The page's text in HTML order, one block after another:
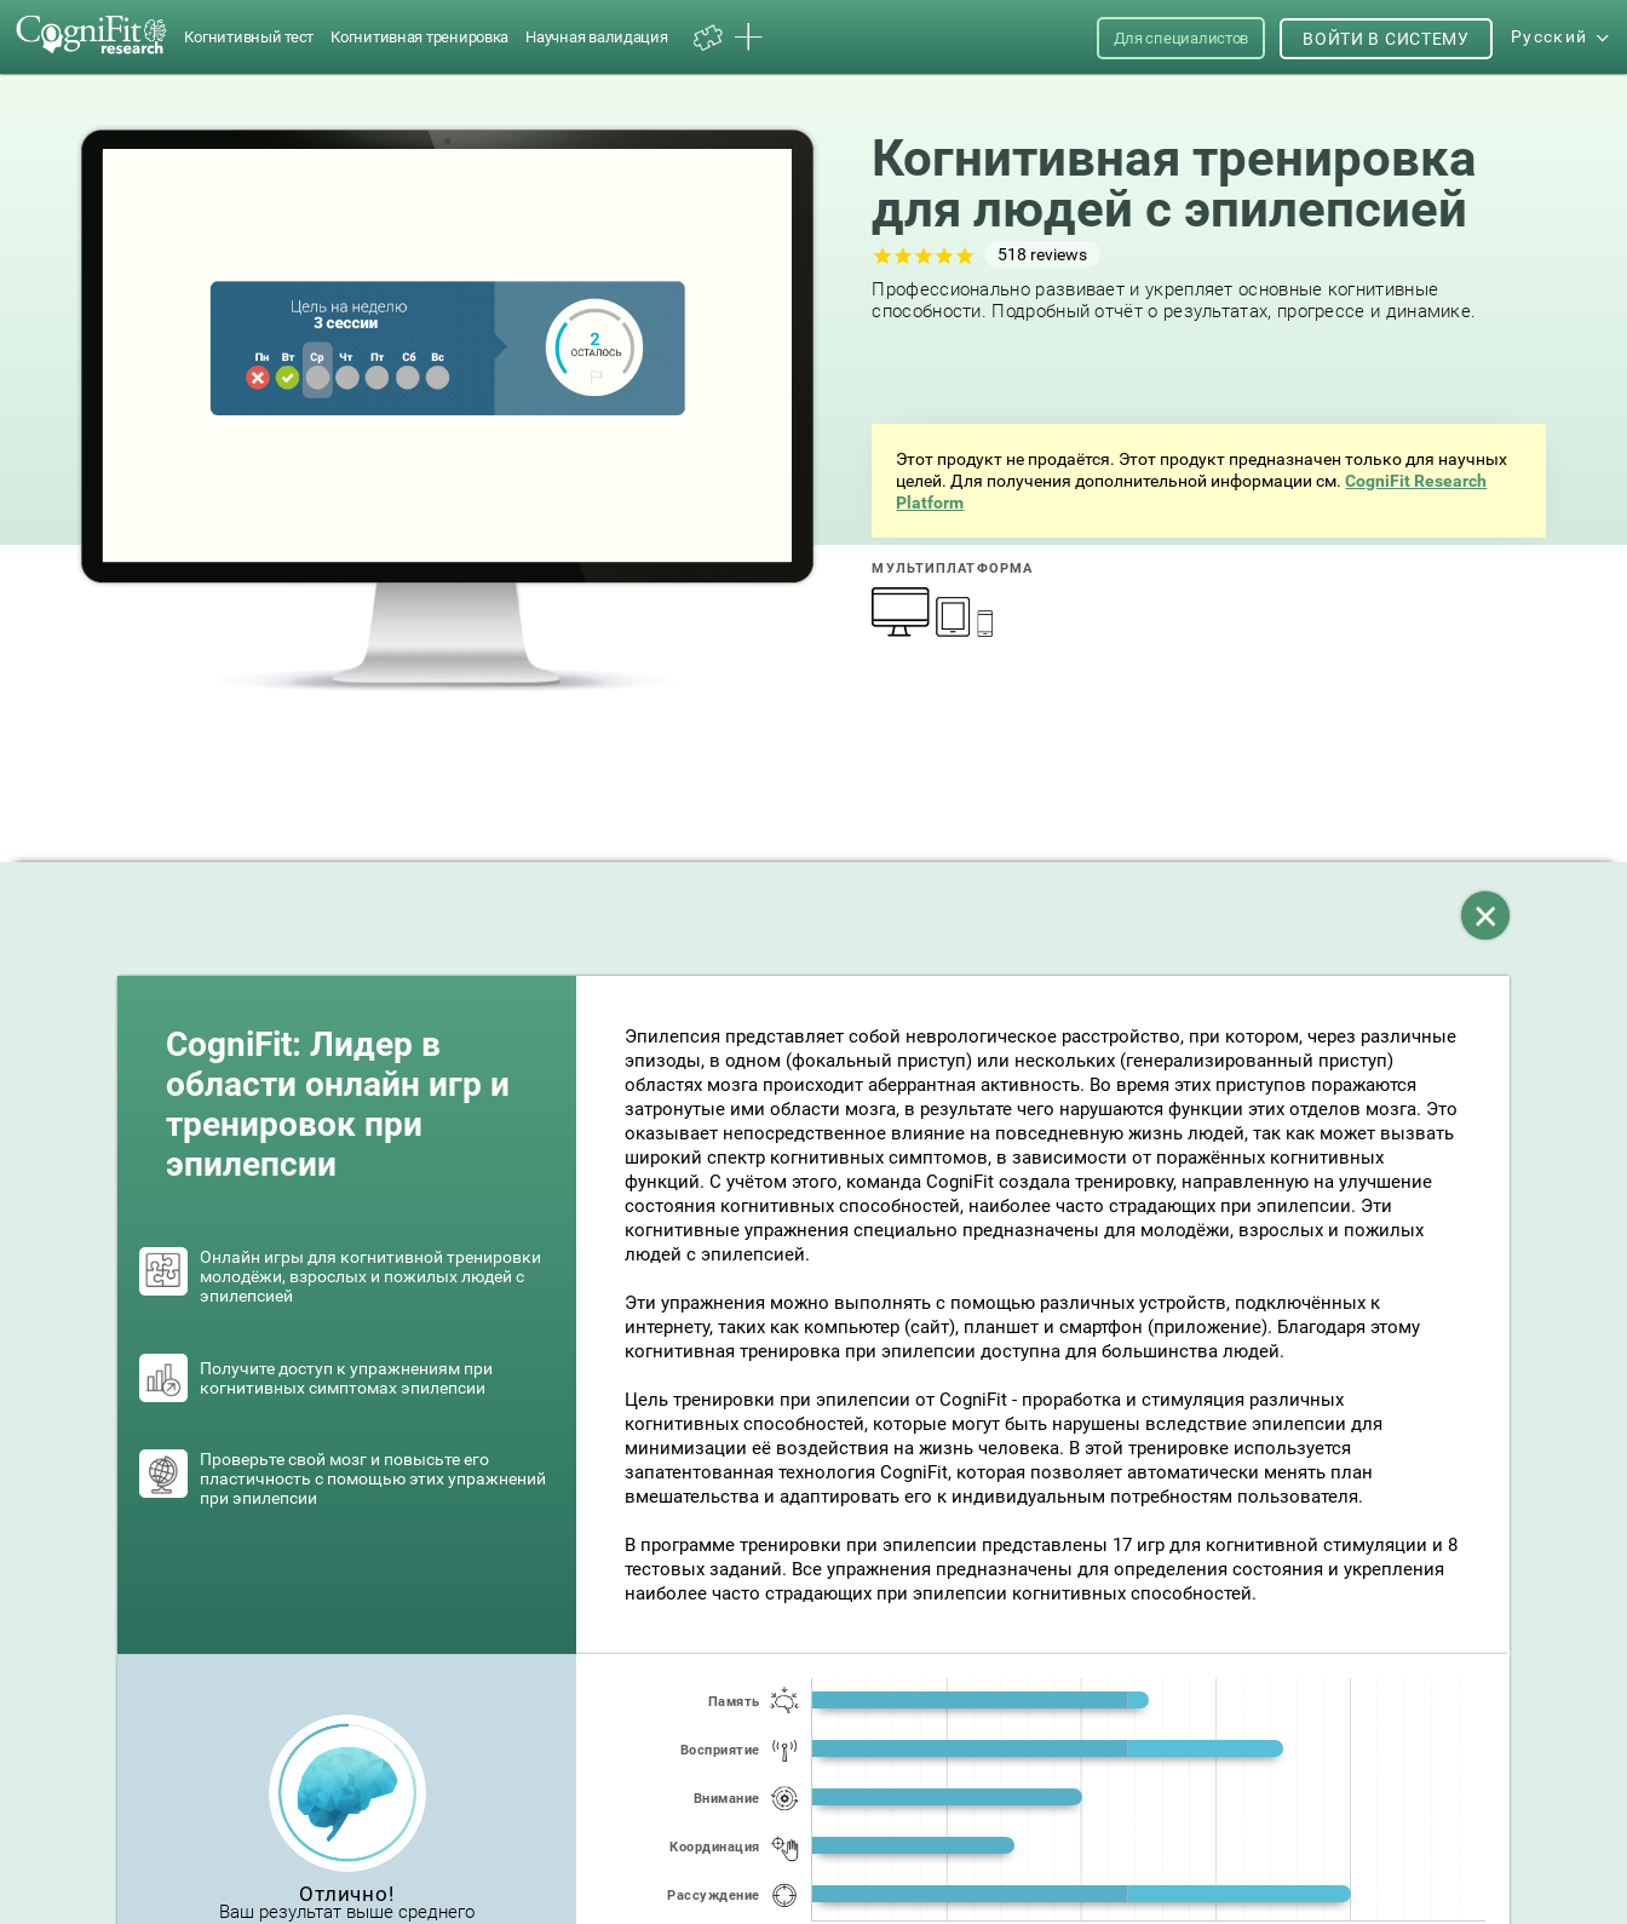
Когнитивный тест Когнитивная тренировка Научная валидация Для специалистов Русский
ВОЙТИ В СИСТЕМУ
Когнитивная тренировка
для людей с эпилепсией
518 reviews
Профессионально развивает и укрепляет основные когнитивные
способности. Подробный отчёт о результатах, прогрессе и динамике.
Этот продукт не продаётся. Этот продукт предназначен только для научных
целей. Для получения дополнительной информации см.CogniFit Research
Platform
МУЛЬТИПЛАТФОРМА
CogniFit: Лидер в
области онлайн игр и
тренировок при
эпилепсии
Онлайн игры для когнитивной тренировки
молодёжи, взрослых и пожилых людей с
эпилепсией
Получите доступ к упражнениям при
когнитивных симптомах эпилепсии
Проверьте свой мозг и повысьте его
пластичность с помощью этих упражнений
при эпилепсии
Эпилепсия представляет собой неврологическое расстройство, при котором, через различные
эпизоды, в одном (фокальный приступ) или нескольких (генерализированный приступ)
областях мозга происходит аберрантная активность. Во время этих приступов поражаются
затронутые ими области мозга, в результате чего нарушаются функции этих отделов мозга. Это
оказывает непосредственное влияние на повседневную жизнь людей, так как может вызвать
широкий спектр когнитивных симптомов, в зависимости от поражённых когнитивных
функций. С учётом этого, команда CogniFit создала тренировку, направленную на улучшение
состояния когнитивных способностей, наиболее часто страдающих при эпилепсии. Эти
когнитивные упражнения специально предназначены для молодёжи, взрослых и пожилых
людей с эпилепсией.
Эти упражнения можно выполнять с помощью различных устройств, подключённых к
интернету, таких как компьютер (сайт), планшет и смартфон (приложение). Благодаря этому
когнитивная тренировка при эпилепсии доступна для большинства людей.
Цель тренировки при эпилепсии от CogniFit - проработка и стимуляция различных
когнитивных способностей, которые могут быть нарушены вследствие эпилепсии для
минимизации её воздействия на жизнь человека. В этой тренировке используется
запатентованная технология CogniFit, которая позволяет автоматически менять план
вмешательства и адаптировать его к индивидуальным потребностям пользователя.
В программе тренировки при эпилепсии представлены 17 игр для когнитивной стимуляции и 8
тестовых заданий. Все упражнения предназначены для определения состояния и укрепления
наиболее часто страдающих при эпилепсии когнитивных способностей.
Отлично!
Ваш результат выше среднего
Память
Восприятие
Внимание
Координация
Рассуждение